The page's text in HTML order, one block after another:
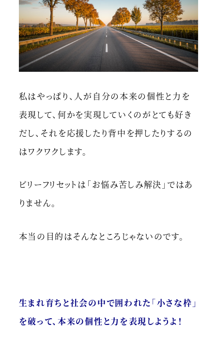
私はやっぱり、人が自分の本来の個性と力を
表現して、何かを実現していくのがとても好き
だし、それを応援したり背中を押したりするの
はワクワクします。
ビリーフリセットは「お悩み苦しみ解決」ではあ
りません。
本当の目的はそんなところじゃないのです。
生まれ育ちと社会の中で囲われた「小さな枠」
を破って、本来の個性と力を表現しようよ！